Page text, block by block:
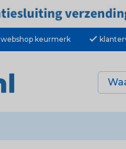
webshop keurmerk check